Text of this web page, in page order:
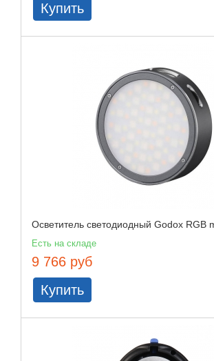
Купить
Осветитель светодиодный Godox RGB
Есть на складе
9 766 руб
Купить